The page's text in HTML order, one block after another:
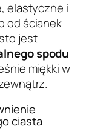
elastyczne i
od ścianek
jest
spodu
miękki w
ciasta